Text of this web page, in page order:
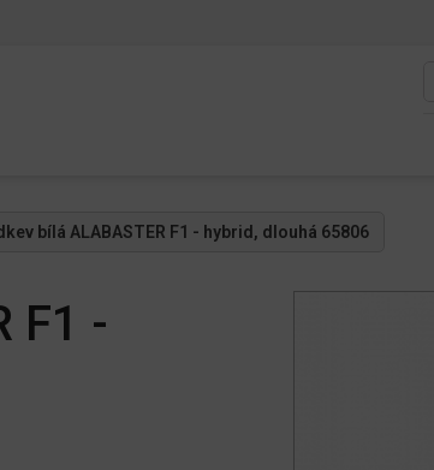
bílá ALABASTER F1 - hybrid, dlouhá 65806
F1 -